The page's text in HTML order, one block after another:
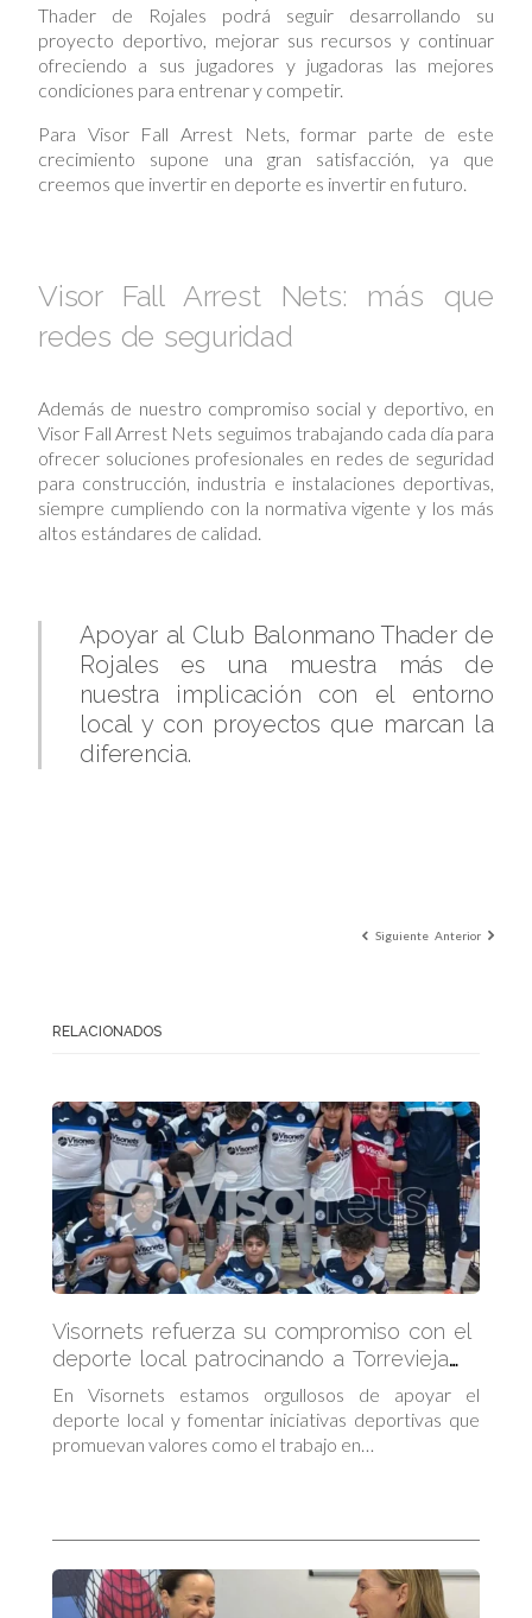
Thader de Rojales podrá seguir desarrollando su
proyecto deportivo, mejorar sus recursos y continuar
ofreciendo a sus jugadores y jugadoras las mejores
condiciones para entrenar y competir.
Para Visor Fall Arrest Nets, formar parte de este
crecimiento supone una gran satisfacción, ya que
creemos que invertir en deporte es invertir en futuro.
Visor Fall Arrest Nets: más que
redes de seguridad
Además de nuestro compromiso social y deportivo, en
Visor Fall Arrest Nets seguimos trabajando cada día para
ofrecer soluciones profesionales en redes de seguridad
para construcción, industria e instalaciones deportivas,
siempre cumpliendo con la normativa vigente y los más
altos estándares de calidad.
Apoyar al Club Balonmano Thader de
Rojales es una muestra más de
nuestra implicación con el entorno
local y con proyectos que marcan la
diferencia.
Siguiente Anterior
RELACIONADOS
Visornets refuerza su compromiso con el
deporte local patrocinando a Torrevieja
FS
En Visornets estamos orgullosos de apoyar el
deporte local y fomentar iniciativas deportivas que
promuevan valores como el trabajo en…